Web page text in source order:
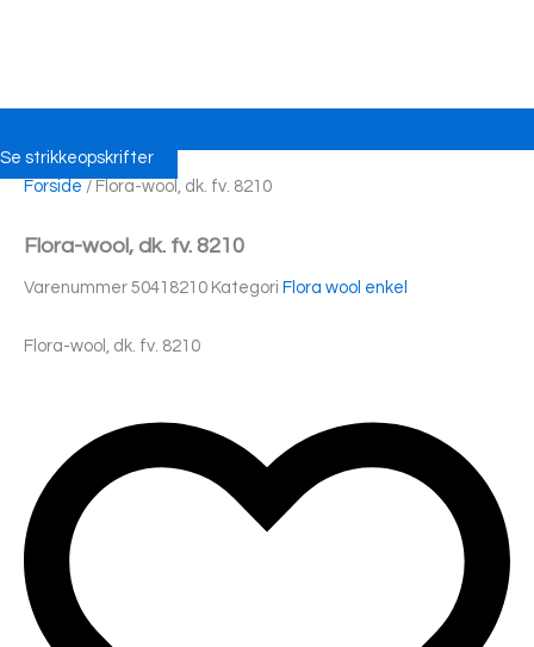
Se strikkeopskrifter
Forside / Flora-wool, dk. fv. 8210
Flora-wool, dk. fv. 8210
Varenummer 50418210 Kategori Flora wool enkel
Flora-wool, dk. fv. 8210